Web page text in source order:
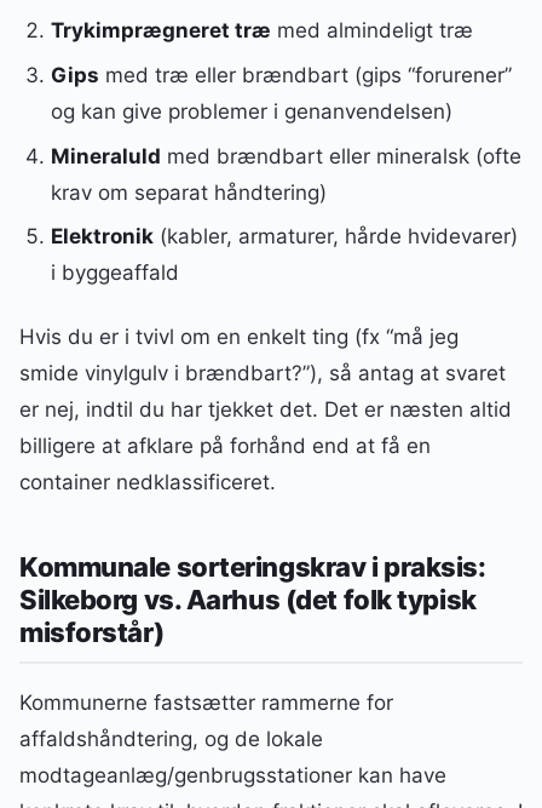
Trykimprægneret træ med almindeligt træ
Gips med træ eller brændbart (gips “forurener”
og kan give problemer i genanvendelsen)
Mineraluld med brændbart eller mineralsk (ofte
krav om separat håndtering)
Elektronik(kabler, armaturer, hårde hvidevarer)
i byggeaffald
Hvis du er i tvivl om en enkelt ting (fx “må jeg
smide vinylgulv i brændbart?”), så antag at svaret
er nej, indtil du har tjekket det. Det er næsten altid
billigere at afklare på forhånd end at få en
container nedklassificeret.
Kommunale sorteringskrav i praksis:
Silkeborg vs. Aarhus (det folk typisk
misforstår)
Kommunerne fastsætter rammerne for
affaldshåndtering, og de lokale
modtageanlæg/genbrugsstationer kan have